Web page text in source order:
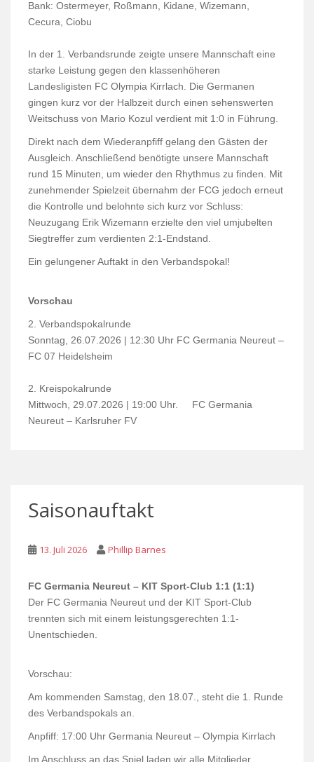
Bank: Ostermeyer, Roßmann, Kidane, Wizemann,
Cecura, Ciobu
In der 1. Verbandsrunde zeigte unsere Mannschaft eine
starke Leistung gegen den klassenhöheren
Landesligisten FC Olympia Kirrlach. Die Germanen
gingen kurz vor der Halbzeit durch einen sehenswerten
Weitschuss von Mario Kozul verdient mit 1:0 in Führung.
Direkt nach dem Wiederanpfiff gelang den Gästen der
Ausgleich. Anschließend benötigte unsere Mannschaft
rund 15 Minuten, um wieder den Rhythmus zu finden. Mit
zunehmender Spielzeit übernahm der FCG jedoch erneut
die Kontrolle und belohnte sich kurz vor Schluss:
Neuzugang Erik Wizemann erzielte den viel umjubelten
Siegtreffer zum verdienten 2:1-Endstand.
Ein gelungener Auftakt in den Verbandspokal!
Vorschau
2. Verbandspokalrunde
Sonntag, 26.07.2026 | 12:30 Uhr FC Germania Neureut –
FC 07 Heidelsheim
2. Kreispokalrunde
Mittwoch, 29.07.2026 | 19:00 Uhr. FC Germania
Neureut – Karlsruher FV
Saisonauftakt
13. Juli 2026 Phillip Barnes
FC Germania Neureut – KIT Sport-Club 1:1 (1:1)
Der FC Germania Neureut und der KIT Sport-Club
trennten sich mit einem leistungsgerechten 1:1-
Unentschieden.
Vorschau:
Am kommenden Samstag, den 18.07., steht die 1. Runde
des Verbandspokals an.
Anpfiff: 17:00 Uhr Germania Neureut – Olympia Kirrlach
Im Anschluss an das Spiel laden wir alle Mitglieder